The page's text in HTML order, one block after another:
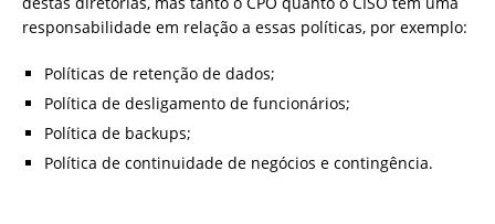
responsabilidade em relação a essas políticas, por exemplo:
Políticas de retenção de dados;
Política de desligamento de funcionários;
Política de backups;
Política de continuidade de negócios e contingência.